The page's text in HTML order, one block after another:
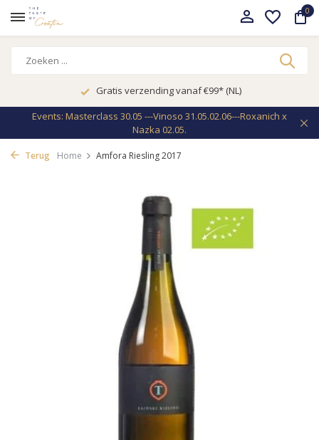
0
Gratis verzending vanaf €99* (NL)
Events: Masterclass 30.05 ---Vinoso 31.05.02.06---Roxanich x
Nazka 02.05.
Terug Home Amfora Riesling 2017